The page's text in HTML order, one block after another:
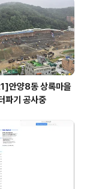
양8동 상록마을
파기 공사중